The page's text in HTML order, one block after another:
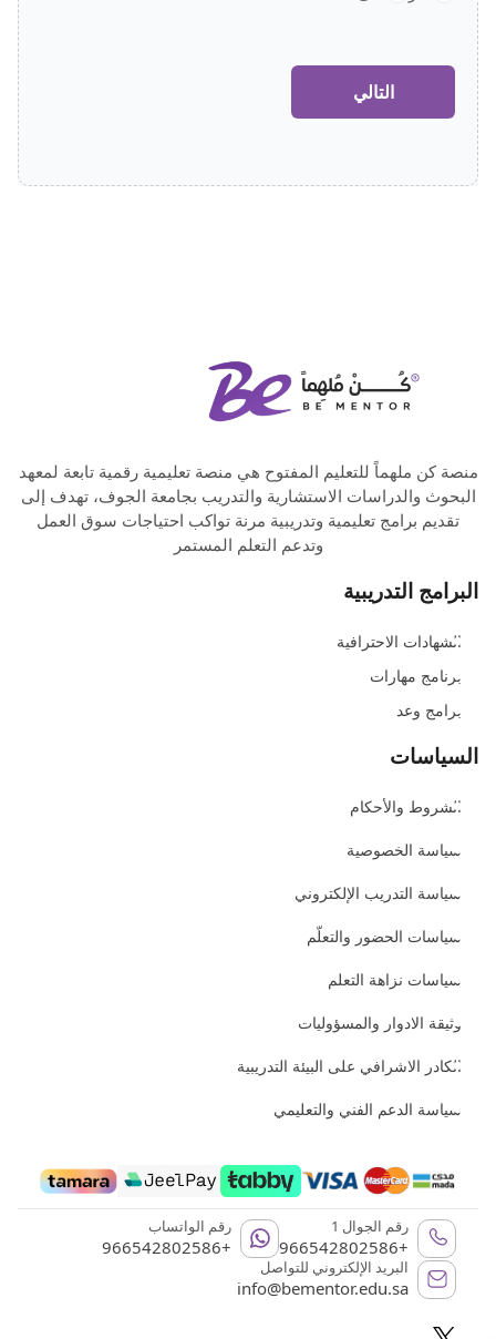
التالي
منصة كن ملهماً للتعليم المفتوح هي منصة تعليمية رقمية تابعة لمعهد
البحوث والدراسات الاستشارية والتدريب بجامعة الجوف، تهدف إلى
تقديم برامج تعليمية وتدريبية مرنة تواكب احتياجات سوق العمل
وتدعم التعلم المستمر
البرامج التدريبية
الشهادات الاحترافية
برنامج مهارات
برامج وعد
السياسات
الشروط والأحكام
سياسة الخصوصية
سياسة التدريب الإلكتروني
سياسات الحضور والتعلّم
سياسات نزاهة التعلم
وثيقة الادوار والمسؤوليات
الكادر الاشرافي على البيئة التدريبية
سياسة الدعم الفني والتعليمي
رقم الجوال 1
+966542802586
رقم الواتساب
+966542802586
البريد الإلكتروني للتواصل
info@bementor.edu.sa